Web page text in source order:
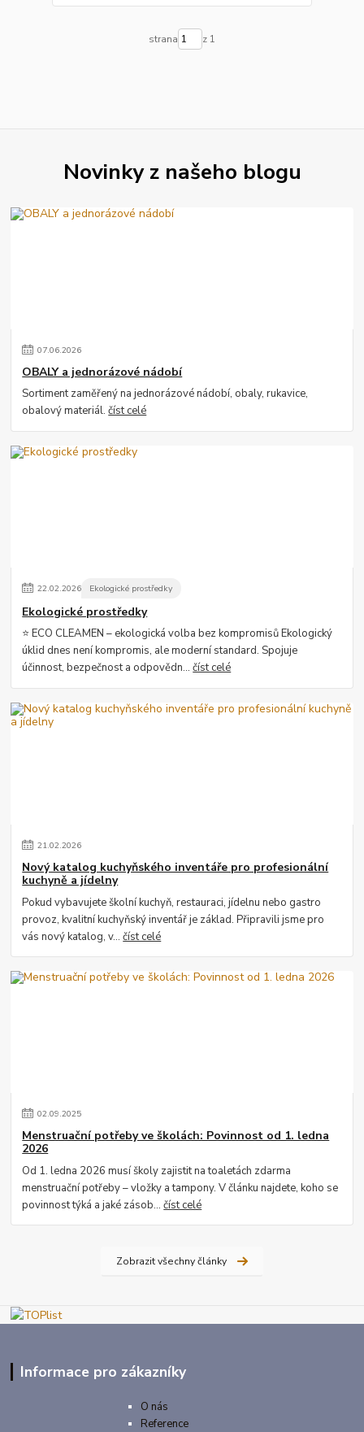
strana z 1
Novinky z našeho blogu
07.06.2026
OBALY a jednorázové nádobí
Sortiment zaměřený na jednorázové nádobí, obaly, rukavice,
obalový materiál.číst celé
22.02.2026 Ekologické prostředky
Ekologické prostředky
⭐ ECO CLEAMEN – ekologická volba bez kompromisů Ekologický
úklid dnes není kompromis, ale moderní standard. Spojuje
účinnost, bezpečnost a odpovědn...číst celé
21.02.2026
Nový katalog kuchyňského inventáře pro profesionální
kuchyně a jídelny
Pokud vybavujete školní kuchyň, restauraci, jídelnu nebo gastro
provoz, kvalitní kuchyňský inventář je základ. Připravili jsme pro
vás nový katalog, v...číst celé
02.09.2025
Menstruační potřeby ve školách: Povinnost od 1. ledna
2026
Od 1. ledna 2026 musí školy zajistit na toaletách zdarma
menstruační potřeby – vložky a tampony. V článku najdete, koho se
povinnost týká a jaké zásob...číst celé
Zobrazit všechny články
Informace pro zákazníky
O nás
Reference